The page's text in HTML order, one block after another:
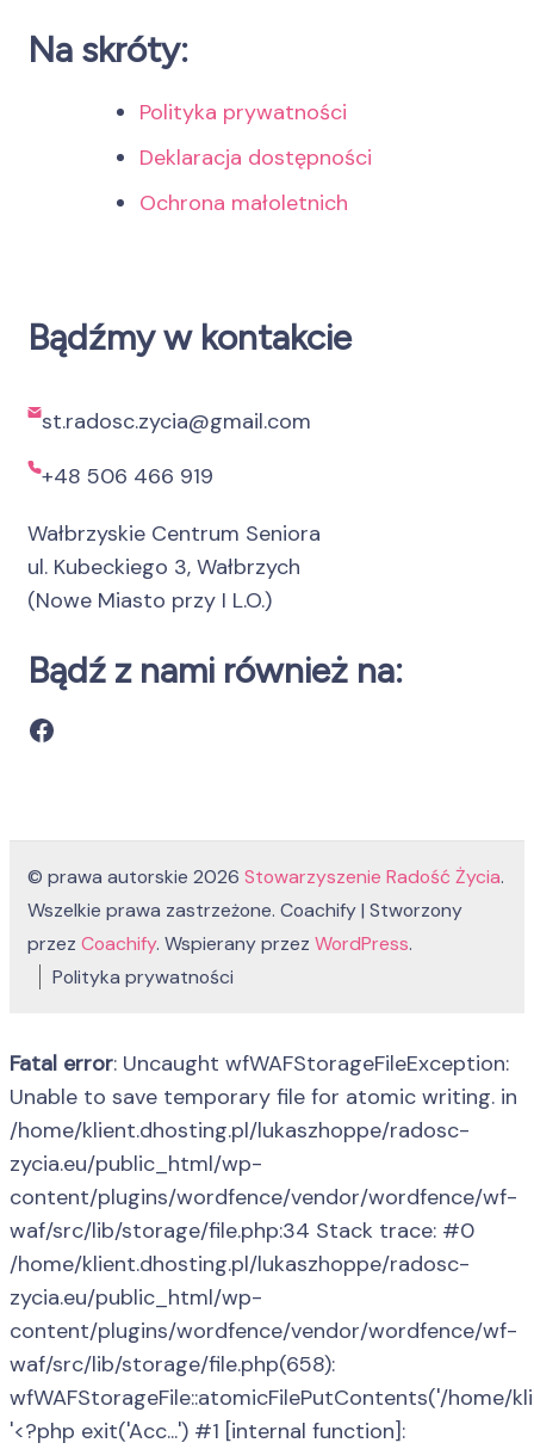
Na skróty:
Polityka prywatności
Deklaracja dostępności
Ochrona małoletnich
Bądźmy w kontakcie
st.radosc.zycia@gmail.com
+48 506 466 919
Wałbrzyskie Centrum Seniora
ul. Kubeckiego 3, Wałbrzych
(Nowe Miasto przy I L.O.)
Bądź z nami również na:
Facebook
© prawa autorskie 2026 Stowarzyszenie Radość Życia.
Wszelkie prawa zastrzeżone. Coachify | Stworzony
przez Coachify. Wspierany przez WordPress.
Polityka prywatności
Fatal error: Uncaught wfWAFStorageFileException:
Unable to save temporary file for atomic writing. in
/home/klient.dhosting.pl/lukaszhoppe/radosc-
zycia.eu/public_html/wp-
content/plugins/wordfence/vendor/wordfence/wf-
waf/src/lib/storage/file.php:34 Stack trace: #0
/home/klient.dhosting.pl/lukaszhoppe/radosc-
zycia.eu/public_html/wp-
content/plugins/wordfence/vendor/wordfence/wf-
waf/src/lib/storage/file.php(658):
wfWAFStorageFile::atomicFilePutContents('/home/
'<?php exit('Acc...') #1 [internal function]: